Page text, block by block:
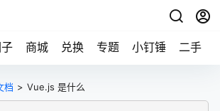
商城 兑换 专题 小钉锤 二手
档 > Vue.js 是什么